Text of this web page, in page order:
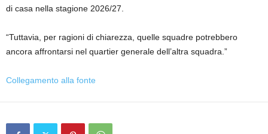
di casa nella stagione 2026/27.
“Tuttavia, per ragioni di chiarezza, quelle squadre potrebbero
ancora affrontarsi nel quartier generale dell’altra squadra.”
Collegamento alla fonte